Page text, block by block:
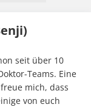
seit über 10
Teams. Eine
mich, dass
von euch